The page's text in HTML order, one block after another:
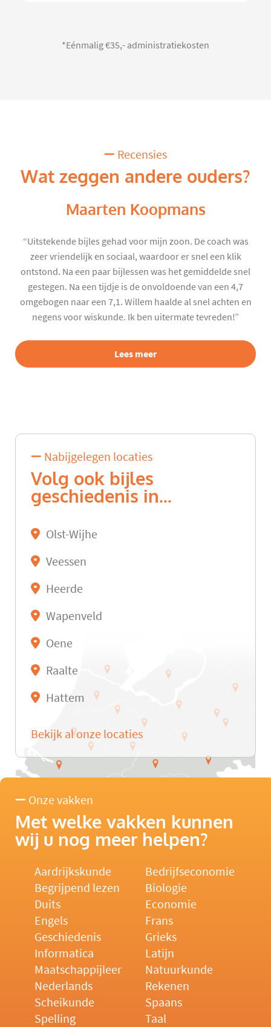
*Eénmalig €35,- administratiekosten
Recensies
Wat zeggen andere ouders?
Maarten Koopmans
“Uitstekende bijles gehad voor mijn zoon. De coach was
zeer vriendelijk en sociaal, waardoor er snel een klik
ontstond. Na een paar bijlessen was het gemiddelde snel
gestegen. Na een tijdje is de onvoldoende van een 4,7
omgebogen naar een 7,1. Willem haalde al snel achten en
negens voor wiskunde. Ik ben uitermate tevreden!”
Lees meer
Nabijgelegen locaties
Volg ook bijles
geschiedenis in...
Olst-Wijhe
Veessen
Heerde
Wapenveld
Oene
Raalte
Hattem
Bekijk al onze locaties
Onze vakken
Met welke vakken kunnen
wij u nog meer helpen?
Aardrijkskunde
Bedrijfseconomie
Begrijpend lezen
Biologie
Duits
Economie
Engels
Frans
Geschiedenis
Grieks
Informatica
Latijn
Maatschappijleer
Natuurkunde
Nederlands
Rekenen
Scheikunde
Spaans
Spelling
Taal